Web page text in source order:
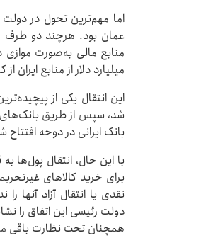
اما مهم‌ترین تحول در دولت
عمان بود. هرچند دو طرف
میلیارد دلار از منابع
این انتقال یکی از
شد، سپس از طریق
بانک ایرانی در دوحه
با این حال، انتقال پول‌ها
برای خرید کالاهای
نقدی یا انتقال آزاد
دولت رئیسی این اتفاق را
همچنان تحت نظارت باقی